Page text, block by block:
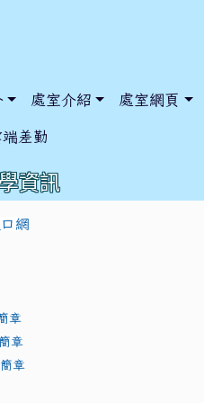
處室介紹 處室網頁
差勤
資訊
網
modules/tadnews/
to http://tyc.entry.edu.tw/
to http://tyc.entry.edu.tw/
章
章
章